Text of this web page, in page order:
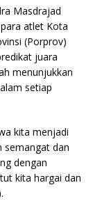
Masdrajad
atlet Kota
(Porprov)
juara
menunjukkan
setiap
kita menjadi
semangat dan
dengan
kita hargai dan